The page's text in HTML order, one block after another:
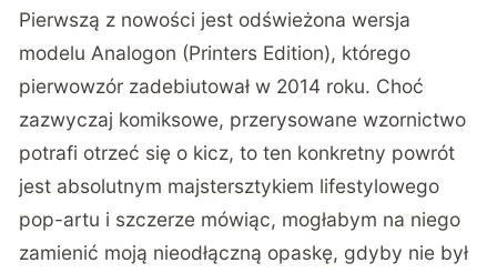
Pierwszą z nowości jest odświeżona wersja
modelu Analogon (Printers Edition), którego
pierwowzór zadebiutował w 2014 roku. Choć
zazwyczaj komiksowe, przerysowane wzornictwo
potrafi otrzeć się o kicz, to ten konkretny powrót
jest absolutnym majstersztykiem lifestylowego
pop-artu i szczerze mówiąc, mogłabym na niego
zamienić moją nieodłączną opaskę, gdyby nie był